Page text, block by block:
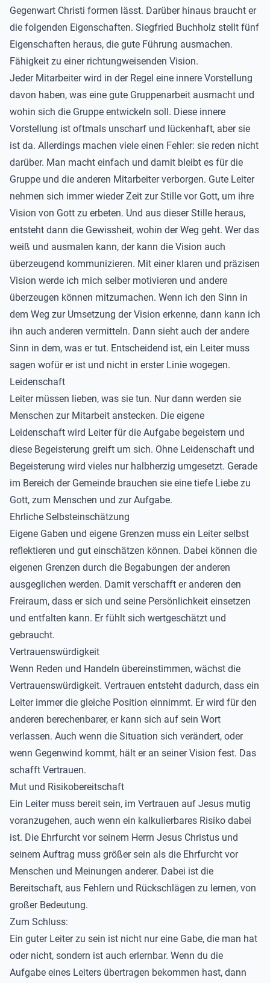
Gegenwart Christi formen lässt. Darüber hinaus braucht er
die folgenden Eigenschaften. Siegfried Buchholz stellt fünf
Eigenschaften heraus, die gute Führung ausmachen.
Fähigkeit zu einer richtungweisenden Vision.
Jeder Mitarbeiter wird in der Regel eine innere Vorstellung
davon haben, was eine gute Gruppenarbeit ausmacht und
wohin sich die Gruppe entwickeln soll. Diese innere
Vorstellung ist oftmals unscharf und lückenhaft, aber sie
ist da. Allerdings machen viele einen Fehler: sie reden nicht
darüber. Man macht einfach und damit bleibt es für die
Gruppe und die anderen Mitarbeiter verborgen. Gute Leiter
nehmen sich immer wieder Zeit zur Stille vor Gott, um ihre
Vision von Gott zu erbeten. Und aus dieser Stille heraus,
entsteht dann die Gewissheit, wohin der Weg geht. Wer das
weiß und ausmalen kann, der kann die Vision auch
überzeugend kommunizieren. Mit einer klaren und präzisen
Vision werde ich mich selber motivieren und andere
überzeugen können mitzumachen. Wenn ich den Sinn in
dem Weg zur Umsetzung der Vision erkenne, dann kann ich
ihn auch anderen vermitteln. Dann sieht auch der andere
Sinn in dem, was er tut. Entscheidend ist, ein Leiter muss
sagen wofür er ist und nicht in erster Linie wogegen.
Leidenschaft
Leiter müssen lieben, was sie tun. Nur dann werden sie
Menschen zur Mitarbeit anstecken. Die eigene
Leidenschaft wird Leiter für die Aufgabe begeistern und
diese Begeisterung greift um sich. Ohne Leidenschaft und
Begeisterung wird vieles nur halbherzig umgesetzt. Gerade
im Bereich der Gemeinde brauchen sie eine tiefe Liebe zu
Gott, zum Menschen und zur Aufgabe.
Ehrliche Selbsteinschätzung
Eigene Gaben und eigene Grenzen muss ein Leiter selbst
reflektieren und gut einschätzen können. Dabei können die
eigenen Grenzen durch die Begabungen der anderen
ausgeglichen werden. Damit verschafft er anderen den
Freiraum, dass er sich und seine Persönlichkeit einsetzen
und entfalten kann. Er fühlt sich wertgeschätzt und
gebraucht.
Vertrauenswürdigkeit
Wenn Reden und Handeln übereinstimmen, wächst die
Vertrauenswürdigkeit. Vertrauen entsteht dadurch, dass ein
Leiter immer die gleiche Position einnimmt. Er wird für den
anderen berechenbarer, er kann sich auf sein Wort
verlassen. Auch wenn die Situation sich verändert, oder
wenn Gegenwind kommt, hält er an seiner Vision fest. Das
schafft Vertrauen.
Mut und Risikobereitschaft
Ein Leiter muss bereit sein, im Vertrauen auf Jesus mutig
voranzugehen, auch wenn ein kalkulierbares Risiko dabei
ist. Die Ehrfurcht vor seinem Herrn Jesus Christus und
seinem Auftrag muss größer sein als die Ehrfurcht vor
Menschen und Meinungen anderer. Dabei ist die
Bereitschaft, aus Fehlern und Rückschlägen zu lernen, von
großer Bedeutung.
Zum Schluss:
Ein guter Leiter zu sein ist nicht nur eine Gabe, die man hat
oder nicht, sondern ist auch erlernbar. Wenn du die
Aufgabe eines Leiters übertragen bekommen hast, dann